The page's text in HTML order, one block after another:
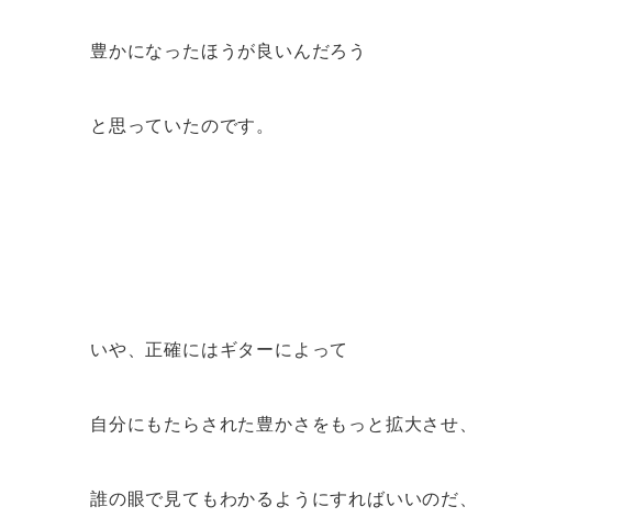
豊かになったほうが良いんだろう
と思っていたのです。
いや、正確にはギターによって
自分にもたらされた豊かさをもっと拡大させ、
誰の眼で見てもわかるようにすればいいのだ、